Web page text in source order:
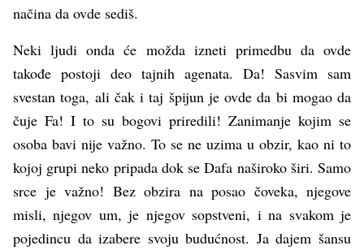
načina da ovde sediš.
Neki ljudi onda će možda izneti primedbu da ovde
takođe postoji deo tajnih agenata. Da! Sasvim sam
svestan toga, ali čak i taj špijun je ovde da bi mogao da
čuje Fa! I to su bogovi priredili! Zanimanje kojim se
osoba bavi nije važno. To se ne uzima u obzir, kao ni to
kojoj grupi neko pripada dok se Dafa naširoko širi. Samo
srce je važno! Bez obzira na posao čoveka, njegove
misli, njegov um, je njegov sopstveni, i na svakom je
pojedincu da izabere svoju budućnost. Ja dajem šansu